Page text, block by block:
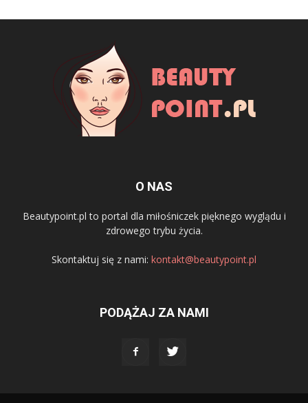
O NAS
Beautypoint.pl to portal dla miłośniczek pięknego wyglądu i
zdrowego trybu życia.
Skontaktuj się z nami: kontakt@beautypoint.pl
PODĄŻAJ ZA NAMI